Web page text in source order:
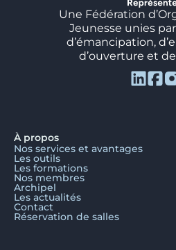
Une Fédération
Jeunesse unies
d’émancipation,
d’ouverture et
À propos
Nos services et avantages
Les outils
Les formations
Nos membres
Archipel
Les actualités
Contact
Réservation de salles